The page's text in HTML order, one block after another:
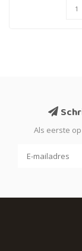
Als eerste